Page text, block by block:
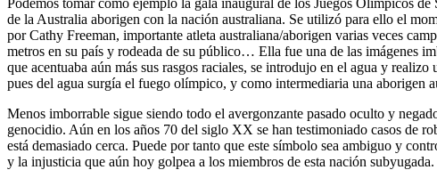
de la Australia aborigen con la nación australiana. Se utilizó para ello el
por Cathy Freeman, importante atleta australiana/aborigen varias veces
metros en su país y rodeada de su público… Ella fue una de las imágenes
que acentuaba aún más sus rasgos raciales, se introdujo en el agua y
pues del agua surgía el fuego olímpico, y como intermediaria una aborigen
Menos imborrable sigue siendo todo el avergonzante pasado oculto y
genocidio. Aún en los años 70 del siglo XX se han testimoniado casos de
está demasiado cerca. Puede por tanto que este símbolo sea ambiguo y
y la injusticia que aún hoy golpea a los miembros de esta nación subyugada.